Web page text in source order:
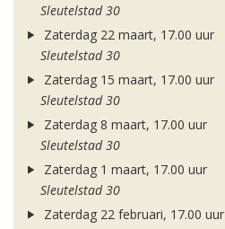
Sleutelstad 30
Zaterdag 22 maart, 17.00 uur
Sleutelstad 30
Zaterdag 15 maart, 17.00 uur
Sleutelstad 30
Zaterdag 8 maart, 17.00 uur
Sleutelstad 30
Zaterdag 1 maart, 17.00 uur
Sleutelstad 30
Zaterdag 22 februari, 17.00 uur